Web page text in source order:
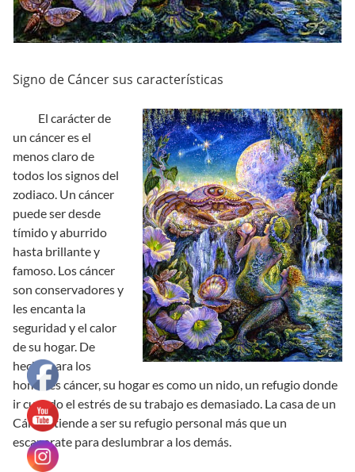
Signo de Cáncer sus características
El carácter de
un cáncer es el
menos claro de
todos los signos del
zodiaco. Un cáncer
puede ser desde
tímido y aburrido
hasta brillante y
famoso. Los cáncer
son conservadores y
les encanta la
seguridad y el calor
de su hogar. De
hecho para los
hombres cáncer, su hogar es como un nido, un refugio donde
ir cuando el estrés de su trabajo es demasiado. La casa de un
Cáncer tiende a ser su refugio personal más que un
escaparate para deslumbrar a los demás.